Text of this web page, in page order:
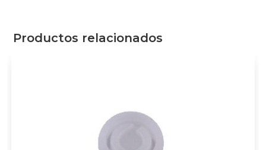
Productos relacionados